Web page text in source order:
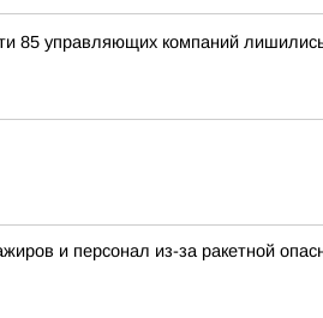
85 управляющих компаний
и персонал из-за ракетной